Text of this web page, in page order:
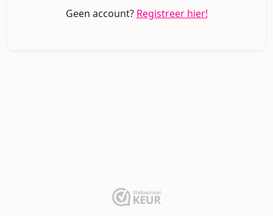
Geen account? Registreer hier!